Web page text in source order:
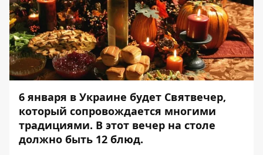
6 января в Украине будет Святвечер,
который сопровождается многими
традициями. В этот вечер на столе
должно быть 12 блюд.